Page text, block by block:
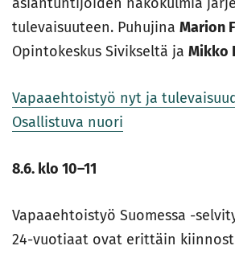
tulevaisuuteen. Puhujina Marion
Opintokeskus Sivikseltä ja Mikko
Vapaaehtoistyö nyt ja
Osallistuva nuori
8.6. klo 10–11
Vapaaehtoistyö Suomessa -
24-vuotiaat ovat erittäin